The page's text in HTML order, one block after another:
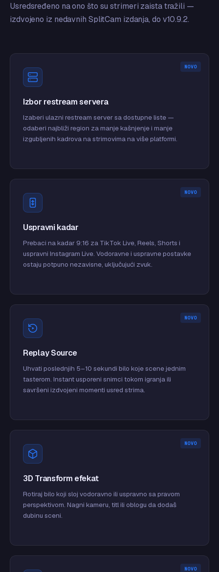
Usredsređeno na ono što su strimeri zaista tražili —
izdvojeno iz nedavnih SplitCam izdanja, do v10.9.2.
NOVO
Izbor restream servera
Izaberi ulazni restream server sa dostupne liste —
odaberi najbliži region za manje kašnjenje i manje
izgubljenih kadrova na strimovima na više platformi.
NOVO
Uspravni kadar
Prebaci na kadar 9:16 za TikTok Live, Reels, Shorts i
uspravni Instagram Live. Vodoravne i uspravne postavke
ostaju potpuno nezavisne, uključujući zvuk.
NOVO
Replay Source
Uhvati poslednjih 5–10 sekundi bilo koje scene jednim
tasterom. Instant usporeni snimci tokom igranja ili
savršeni izdvojeni momenti usred strima.
NOVO
3D Transform efekat
Rotiraj bilo koji sloj vodoravno ili uspravno sa pravom
perspektivom. Nagni kameru, titl ili oblogu da dodaš
dubinu sceni.
NOVO